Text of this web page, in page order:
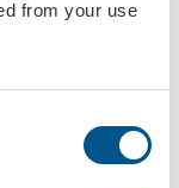
from your use